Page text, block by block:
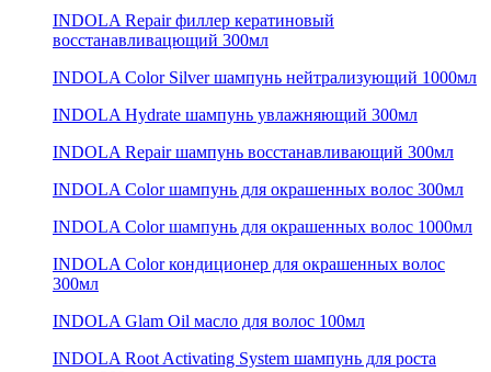
INDOLA Repair филлер кератиновый
восстанавливацющий 300мл
INDOLA Color Silver шампунь нейтрализующий 1000мл
INDOLA Hydrate шампунь увлажняющий 300мл
INDOLA Repair шампунь восстанавливающий 300мл
INDOLA Color шампунь для окрашенных волос 300мл
INDOLA Color шампунь для окрашенных волос 1000мл
INDOLA Color кондиционер для окрашенных волос
300мл
INDOLA Glam Oil масло для волос 100мл
INDOLA Root Activating System шампунь для роста